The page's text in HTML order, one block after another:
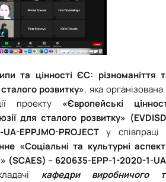
та цінності ЄС: різноманіття
розвитку», яка організована
проекту «Європейські
для сталого розвитку»
EPPJMO-PROJECT у співпраці
«Соціальні та культурні
(SCAES) – 620635-EPP-1-2020-1-
кафедри виробничого